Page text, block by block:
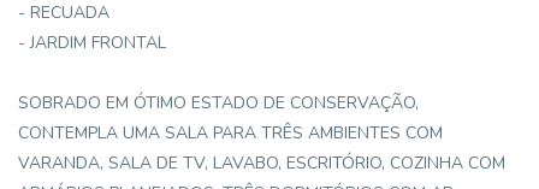
- RECUADA
- JARDIM FRONTAL
SOBRADO EM ÓTIMO ESTADO DE CONSERVAÇÃO,
CONTEMPLA UMA SALA PARA TRÊS AMBIENTES COM
VARANDA, SALA DE TV, LAVABO, ESCRITÓRIO, COZINHA COM